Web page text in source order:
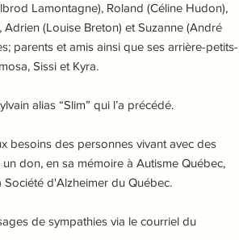
Lamontagne), Roland (Céline Hudon),
(Louise Breton) et Suzanne (André
parents et amis ainsi que ses arrière-petits-
Sissi et Kyra.
alias “Slim” qui l’a précédé.
besoins des personnes vivant avec des
don, en sa mémoire à Autisme Québec,
d'Alzheimer du Québec.
de sympathies via le courriel du